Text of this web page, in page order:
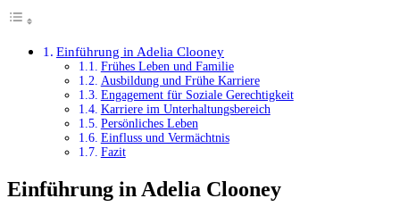
Einführung in Adelia Clooney
Frühes Leben und Familie
Ausbildung und Frühe Karriere
Engagement für Soziale Gerechtigkeit
Karriere im Unterhaltungsbereich
Persönliches Leben
Einfluss und Vermächtnis
Fazit
Einführung in Adelia Clooney